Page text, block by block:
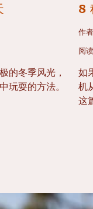
的冬季风光，
玩耍的方法。
8
作
阅
如
机
这